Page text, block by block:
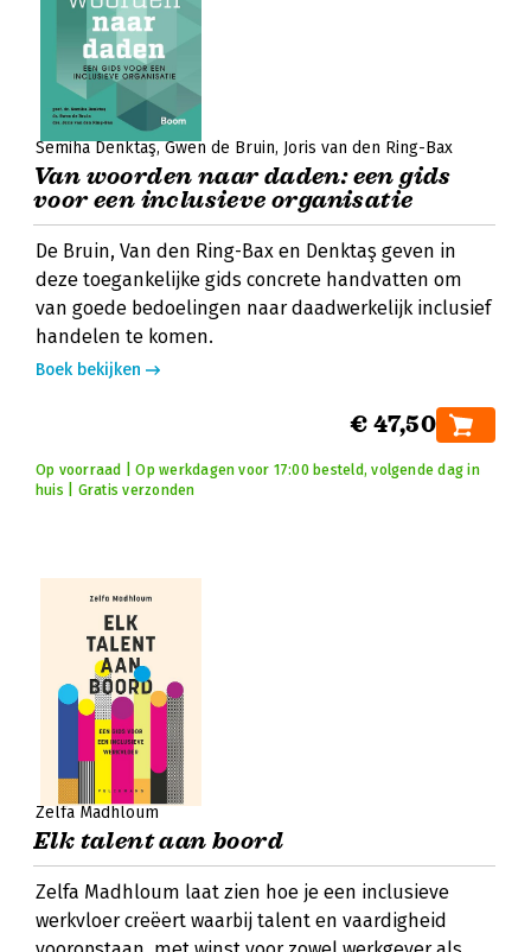
Semiha Denktaş Gwen de Bruin Joris van den Ring-Bax
Van woorden naar daden: een gids
voor een inclusieve organisatie
De Bruin, Van den Ring-Bax en Denktaş geven in
deze toegankelijke gids concrete handvatten om
van goede bedoelingen naar daadwerkelijk inclusief
handelen te komen.
Boek bekijken
€ 47,50
Op voorraad | Op werkdagen voor 17:00 besteld, volgende dag in
huis | Gratis verzonden
Zelfa Madhloum
Elk talent aan boord
Zelfa Madhloum laat zien hoe je een inclusieve
werkvloer creëert waarbij talent en vaardigheid